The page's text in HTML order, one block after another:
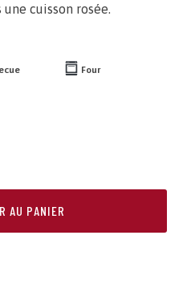
une cuisson rosée.
Four
AU PANIER